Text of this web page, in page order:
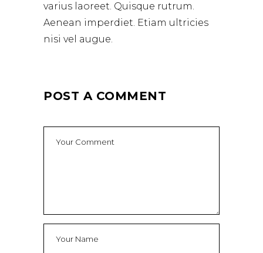
varius laoreet. Quisque rutrum.
Aenean imperdiet. Etiam ultricies
nisi vel augue.
POST A COMMENT